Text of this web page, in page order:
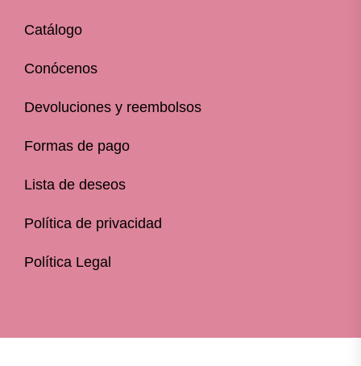
Catálogo
Conócenos
Devoluciones y reembolsos
Formas de pago
Lista de deseos
Política de privacidad
Política Legal